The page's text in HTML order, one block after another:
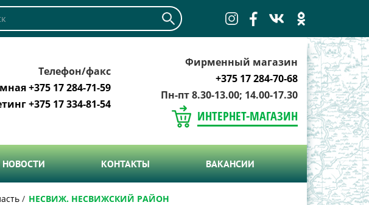
Телефон/факс
+375 17 284-71-59
+375 17 334-81-54
Фирменный магазин
+375 17 284-70-68
Пн-пт 8.30-13.00; 14.00-17.30
ИНТЕРНЕТ-МАГАЗИН
НОВОСТИ КОНТАКТЫ ВАКАНСИИ
НЕСВИЖ. НЕСВИЖСКИЙ РАЙОН